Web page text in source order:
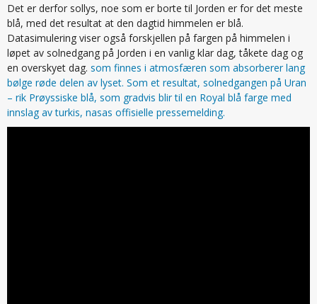
Det er derfor sollys, noe som er borte til Jorden er for det meste
blå, med det resultat at den dagtid himmelen er blå.
Datasimulering viser også forskjellen på fargen på himmelen i
løpet av solnedgang på Jorden i en vanlig klar dag, tåkete dag og
en overskyet dag. som finnes i atmosfæren som absorberer lang
bølge røde delen av lyset. Som et resultat, solnedgangen på Uran
– rik Prøyssiske blå, som gradvis blir til en Royal blå farge med
innslag av turkis, nasas offisielle pressemelding.